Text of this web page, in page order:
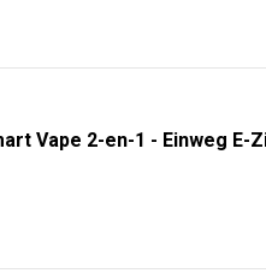
Vape 2-en-1 - Einweg E-